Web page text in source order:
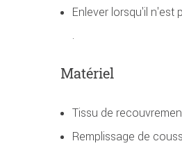
Enlever lorsqu'il n'est
Matériel
Tissu de
Remplissage de